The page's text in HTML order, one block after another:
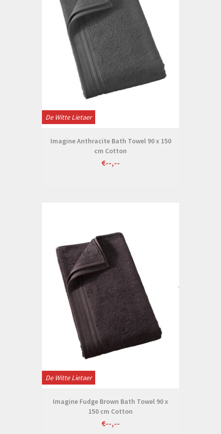
De Witte Lietaer
Imagine Anthracite Bath Towel 90 x 150
cm Cotton
€--,--
De Witte Lietaer
Imagine Fudge Brown Bath Towel 90 x
150 cm Cotton
€--,--